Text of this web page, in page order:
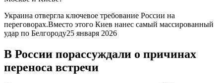
Украина отвергла ключевое требование России на
переговорах.Вместо этого Киев нанес самый массированный
удар по Белгороду25 января 2026
В России порассуждали о причинах
переноса встречи